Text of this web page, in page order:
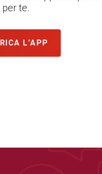
te.
L'APP